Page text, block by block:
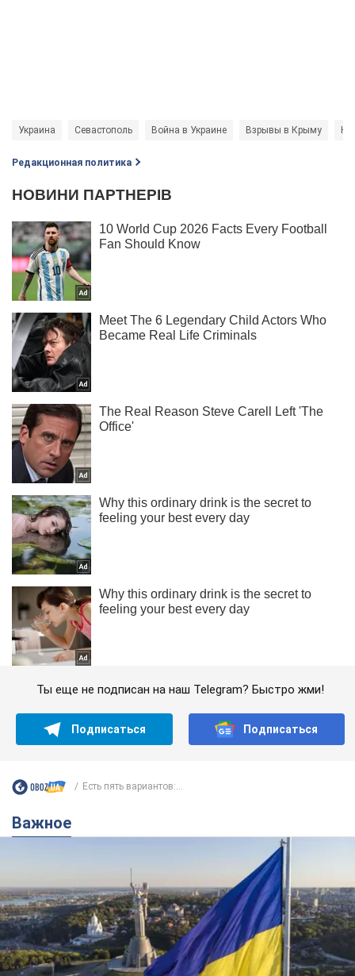
Украина Севастополь Война в Украине Взрывы в Крыму
Редакционная политика
Ты еще не подписан на наш Telegram? Быстро жми!
Подписаться Подписаться
Есть пять вариантов:...
Важное